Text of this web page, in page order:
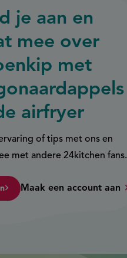
je aan en
mee over
met
airfryer
of tips met ons en
met andere 24kitchen fans.
Maak een account aan